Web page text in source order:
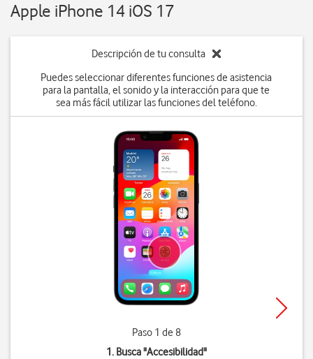
Apple iPhone 14 iOS 17
Descripción de tu consulta
Puedes seleccionar diferentes funciones de asistencia
para la pantalla, el sonido y la interacción para que te
sea más fácil utilizar las funciones del teléfono.
Paso 1 de 8
1. Busca "Accesibilidad"